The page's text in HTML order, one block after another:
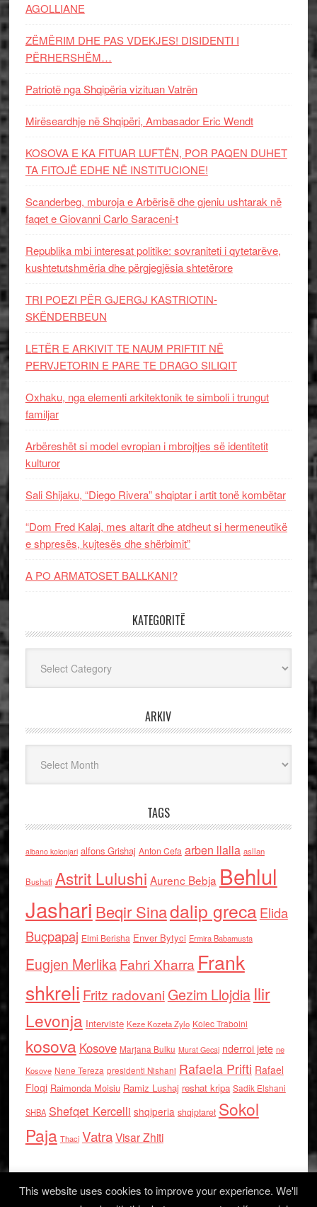
AGOLLIANE
ZËMËRIM DHE PAS VDEKJES! DISIDENTI I
PËRHERSHËM…
Patriotë nga Shqipëria vizituan Vatrën
Mirëseardhje në Shqipëri, Ambasador Eric Wendt
KOSOVA E KA FITUAR LUFTËN, POR PAQEN DUHET
TA FITOJË EDHE NË INSTITUCIONE!
Scanderbeg, mburoja e Arbërisë dhe gjeniu ushtarak në
faqet e Giovanni Carlo Saraceni-t
Republika mbi interesat politike: sovraniteti i qytetarëve,
kushtetutshmëria dhe përgjegjësia shtetërore
TRI POEZI PËR GJERGJ KASTRIOTIN-
SKËNDERBEUN
LETËR E ARKIVIT TE NAUM PRIFTIT NË
PERVJETORIN E PARE TE DRAGO SILIQIT
Oxhaku, nga elementi arkitektonik te simboli i trungut
familjar
Arbëreshët si model evropian i mbrojtjes së identitetit
kulturor
Sali Shijaku, “Diego Rivera” shqiptar i artit tonë kombëtar
“Dom Fred Kalaj, mes altarit dhe atdheut si hermeneutikë
e shpresës, kujtesës dhe shërbimit”
A PO ARMATOSET BALLKANI?
KATEGORITË
ARKIV
TAGS
albano kolonjari alfons Grishaj Anton Cefa arben llalla asllan
Bushati Astrit Lulushi Aurenc Bebja Behlul
Jashari Beqir Sinadalip grecaElida
Buçpapaj Elmi Berisha Enver Bytyci Ermira Babamusta
Eugjen MerlikaFahri Xharra Frank
shkreli Fritz radovaniGezim Llojdia Ilir
Levonja Interviste Keze Kozeta Zylo Kolec Traboini
kosova Kosove Marjana Bulku Murat Gecaj nderroi jete ne
Kosove Nene Tereza presidenti Nishani Rafaela Prifti Rafael
Floqi Raimonda Moisiu Ramiz Lushaj reshat kripa Sadik Elshani
SHBA Shefqet Kercelli shqiperia shqiptaret Sokol
Paja Thaci VatraVisar Zhiti
This website uses cookies to improve your experience. We'll